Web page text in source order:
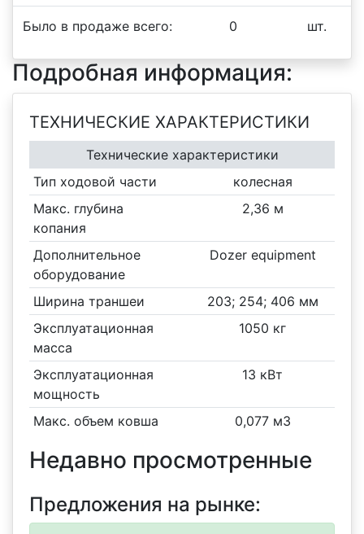
Было в продаже всего: 0 шт.
Подробная информация:
ТЕХНИЧЕСКИЕ ХАРАКТЕРИСТИКИ
Технические характеристики
Тип ходовой части
колесная
Макс. глубина
копания
2,36 м
Дополнительное
оборудование
Dozer equipment
Ширина траншеи
203; 254; 406 мм
Эксплуатационная
масса
1050 кг
Эксплуатационная
мощность
13 кВт
Макс. объем ковша 0,077 м3
Недавно просмотренные
Предложения на рынке: